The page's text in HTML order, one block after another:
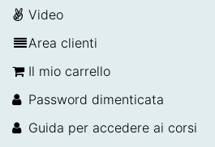
Video
Area clienti
Il mio carrello
Password dimenticata
Guida per accedere ai corsi